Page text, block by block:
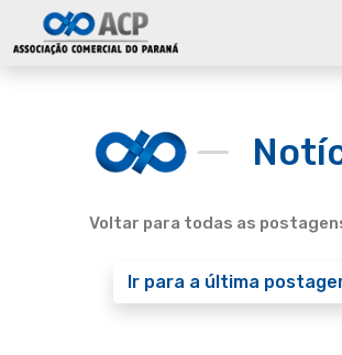
Voltar para todas as
Ir para a última